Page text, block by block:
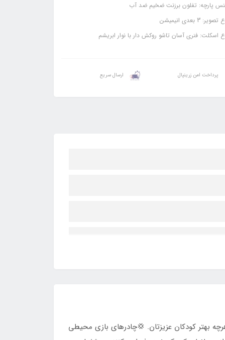
پارچه: تفلون برزنت ضخیم ضد آب
3 بعدی انیمیشن
اسکلت: فنری آسان تاشو روکش دار با نوار ابریشم
پرداخت امن زرینپال ارسال سریع
بهتر کودکان عزیزتان. 💢چادرهای بازی محیطی